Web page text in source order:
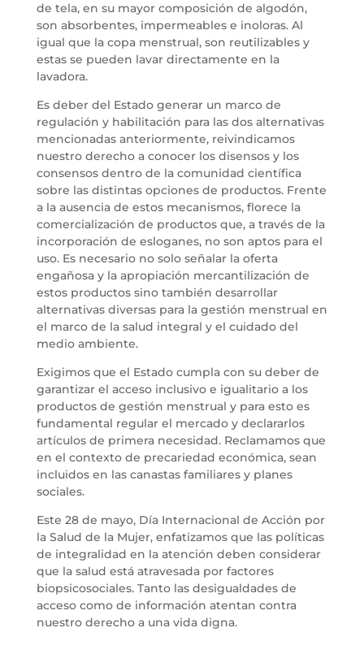
de tela, en su mayor composición de algodón,
son absorbentes, impermeables e inoloras. Al
igual que la copa menstrual, son reutilizables y
estas se pueden lavar directamente en la
lavadora.
Es deber del Estado generar un marco de
regulación y habilitación para las dos alternativas
mencionadas anteriormente, reivindicamos
nuestro derecho a conocer los disensos y los
consensos dentro de la comunidad científica
sobre las distintas opciones de productos. Frente
a la ausencia de estos mecanismos, florece la
comercialización de productos que, a través de la
incorporación de esloganes, no son aptos para el
uso. Es necesario no solo señalar la oferta
engañosa y la apropiación mercantilización de
estos productos sino también desarrollar
alternativas diversas para la gestión menstrual en
el marco de la salud integral y el cuidado del
medio ambiente.
Exigimos que el Estado cumpla con su deber de
garantizar el acceso inclusivo e igualitario a los
productos de gestión menstrual y para esto es
fundamental regular el mercado y declararlos
artículos de primera necesidad. Reclamamos que
en el contexto de precariedad económica, sean
incluidos en las canastas familiares y planes
sociales.
Este 28 de mayo, Día Internacional de Acción por
la Salud de la Mujer, enfatizamos que las políticas
de integralidad en la atención deben considerar
que la salud está atravesada por factores
biopsicosociales. Tanto las desigualdades de
acceso como de información atentan contra
nuestro derecho a una vida digna.